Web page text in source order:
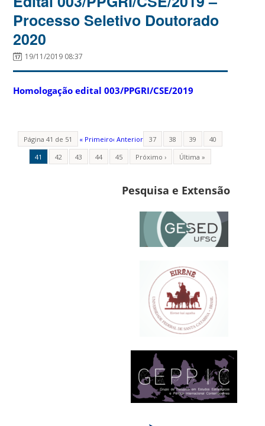
Processo Seletivo Doutorado
2020
19/11/2019 08:37
Homologação edital 003/PPGRI/CSE/2019
Página 41 de 51 « Primeiro‹ Anterior 37 38 39
40
41
42 43 44 45 Próximo › Última »
Pesquisa e Extensão